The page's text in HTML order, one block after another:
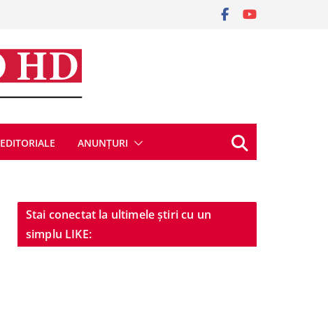
EDITORIALE ANUNȚURI
Stai conectat la ultimele știri cu un
simplu LIKE: